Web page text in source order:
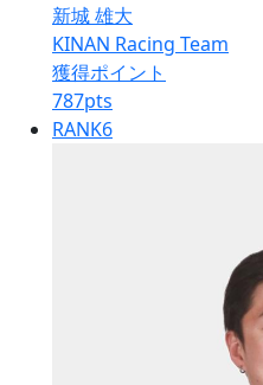
新城 雄大
KINAN Racing Team
獲得ポイント
787pts
RANK6